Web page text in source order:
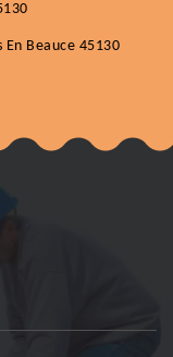
Beauce 45130